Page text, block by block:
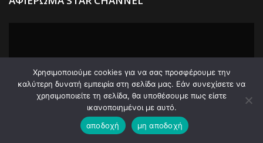
Χρησιμοποιούμε cookies για να σας προσφέρουμε την
καλύτερη δυνατή εμπειρία στη σελίδα μας. Εάν συνεχίσετε να
χρησιμοποιείτε τη σελίδα, θα υποθέσουμε πως είστε
ικανοποιημένοι με αυτό.
αποδοχή
μη αποδοχή